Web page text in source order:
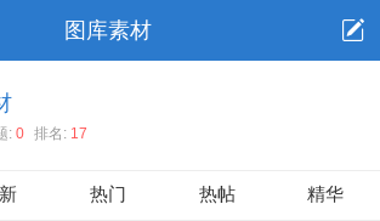
图库素材
: 0 排名: 17
热门 热帖 精华